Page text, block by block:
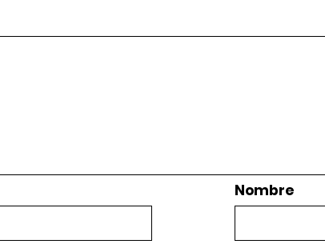
Nombre